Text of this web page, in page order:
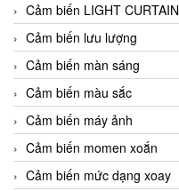
Cảm biến LIGHT CURTAIN
Cảm biến lưu lượng
Cảm biến màn sáng
Cảm biến màu sắc
Cảm biến máy ảnh
Cảm biến momen xoắn
Cảm biến mức dạng xoay